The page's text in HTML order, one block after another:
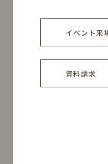
イベント来
資料請求